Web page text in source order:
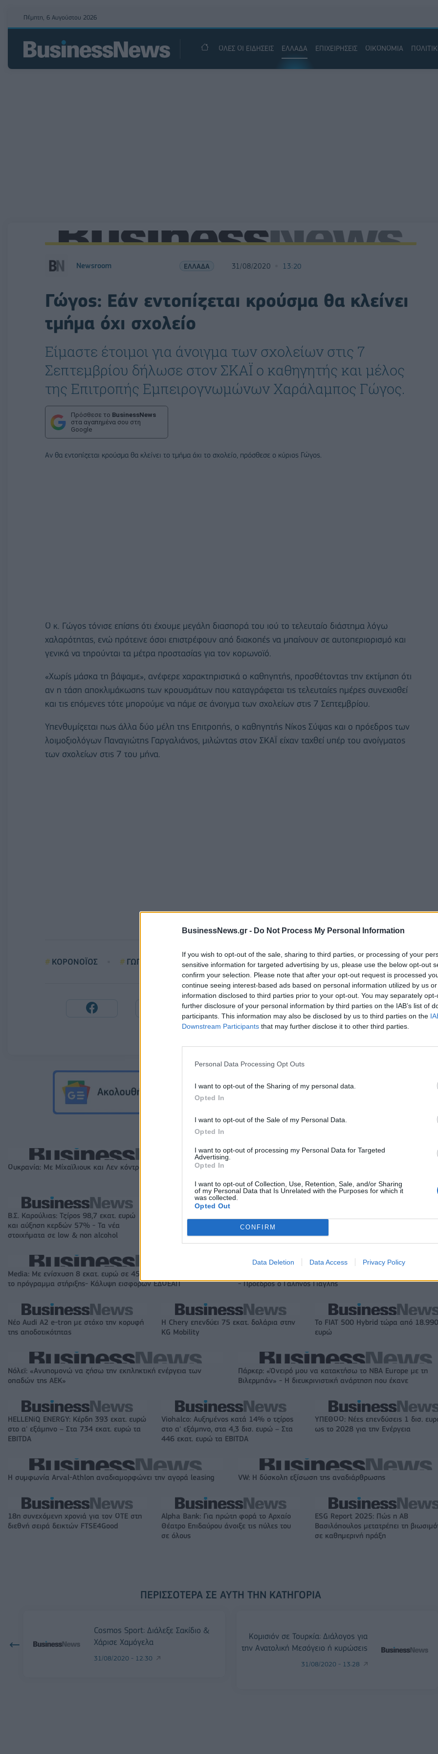
BusinessNews.gr - Do Not Process My Personal Information
If you wish to opt-out of the sale, sharing to third parties, or processing of your
sensitive information for targeted advertising by us, please use the below opt-out
confirm your selection. Please note that after your opt-out request is processed
continue seeing interest-based ads based on personal information utilized by us
information disclosed to third parties prior to your opt-out. You may separately
further disclosure of your personal information by third parties on the IAB’s list of
participants. This information may also be disclosed by us to third parties on the
Downstream Participants that may further disclose it to other third parties.
Personal Data Processing Opt Outs
I want to opt-out of the Sharing of my personal data.
Opted In
I want to opt-out of the Sale of my Personal Data.
Opted In
I want to opt-out of processing my Personal Data for Targeted
Advertising.
Opted In
I want to opt-out of Collection, Use, Retention, Sale, and/or Sharing
of my Personal Data that Is Unrelated with the Purposes for which it
was collected.
Opted Out
CONFIRM
Data Deletion Data Access Privacy Policy
Πέμπτη, 6 Αυγούστου 2026
ΟΛΕΣ ΟΙ ΕΙΔΗΣΕΙΣ ΕΛΛΑΔΑ ΕΠΙΧΕΙΡΗΣΕΙΣ ΟΙΚΟΝΟΜΙΑ
Newsroom ΕΛΛΑΔΑ 31/08/2020 13:20
Γώγος: Εάν εντοπίζεται κρούσμα θα κλείνει
τμήμα όχι σχολείο
Είμαστε έτοιμοι για άνοιγμα των σχολείων στις 7
Σεπτεμβρίου δήλωσε στον ΣΚΑΪ ο καθηγητής και μέλος
της Επιτροπής Εμπειρογνωμώνων Χαράλαμπος Γώγος.
Πρόσθεσε το BusinessNews
στα αγαπημένα σου στη
Google
Αν θα εντοπίζεται κρούσμα θα κλείνει το τμήμα όχι το σχολείο, πρόσθεσε ο κύριος Γώγος.
Ο κ. Γώγος τόνισε επίσης ότι έχουμε μεγάλη διασπορά του ιού το τελευταίο διάστημα λόγω
χαλαρότητας, ενώ πρότεινε όσοι επιστρέφουν από διακοπές να μπαίνουν σε αυτοπεριορισμό και
γενικά να τηρούνται τα μέτρα προστασίας για τον κορωνοϊό.
«Χωρίς μάσκα τη βάψαμε», ανέφερε χαρακτηριστικά ο καθηγητής, προσθέτοντας την εκτίμηση ότι
αν η τάση αποκλιμάκωσης των κρουσμάτων που καταγράφεται τις τελευταίες ημέρες συνεχισθεί
και τις επόμενες τότε μπορούμε να πάμε σε άνοιγμα των σχολείων στις 7 Σεπτεμβρίου.
Υπενθυμίζεται πως άλλα δύο μέλη της Επιτροπής, ο καθηγητής Νίκος Σύψας και ο πρόεδρος των
λοιμοξιολόγων Παναγιώτης Γαργαλιάνος, μιλώντας στον ΣΚΑΪ είχαν ταχθεί υπέρ του ανοίγματος
των σχολείων στις 7 του μήνα.
ΚΟΡΟΝΟΪΟΣ ΓΩΓΟΣ
Ουκρανία: Με Μίχαϊλιουκ και Λεν κόντρα στην Ελλάδα
Β.Σ. Καρούλιας: Τζίρος 98,7 εκατ. ευρώ
και αύξηση κερδών 57% - Τα νέα
στοιχήματα σε low & non alcohol
στα 550 εκατ. ευρώ – Καθαρά κέρδη 313
εκατ. ευρώ
πρόγραμμα ενίσχυσης του Τύπου
Media: Με ενίσχυση 8 εκατ. ευρώ σε 451 επιχειρήσεις ξεκίνησε
το πρόγραμμα στήριξης- Κάλυψη εισφορών ΕΔΟΕΑΠ
- Πρόεδρος ο Γαληνός Γιαγλής
Νέο Audi A2 e-tron με στόχο την κορυφή
της αποδοτικότητας
Η Chery επενδύει 75 εκατ. δολάρια στην
KG Mobility
Το FIAT 500 Hybrid τώρα από 18.990
ευρώ
Νόλεϊ: «Ανυπομονώ να ζήσω την εκπληκτική ενέργεια των
οπαδών της ΑΕΚ»
Πάρκερ: «Όνειρό μου να κατακτήσω το ΝΒΑ Europe με τη
Βιλερμπάν» - Η διευκρινιστική ανάρτηση που έκανε
HELLENiQ ENERGY: Κέρδη 393 εκατ. ευρώ
στο α' εξάμηνο – Στα 734 εκατ. ευρώ τα
EBITDA
Viohalco: Αυξημένος κατά 14% ο τζίρος
στο α' εξάμηνο, στα 4,3 δισ. ευρώ – Στα
446 εκατ. ευρώ τα EBITDA
ΥΠΕΘΟΟ: Νέες επενδύσεις 1 δισ.
ως το 2028 για την Ενέργεια
Η συμφωνία Arval-Athlon αναδιαμορφώνει την αγορά leasing VW: Η δύσκολη εξίσωση της αναδιάρθρωσης
18η συνεχόμενη χρονιά για τον ΟΤΕ στη
διεθνή σειρά δεικτών FTSE4Good
Alpha Bank: Για πρώτη φορά το Αρχαίο
Θέατρο Επιδαύρου άνοιξε τις πύλες του
σε όλους
ESG Report 2025: Πώς η ΑΒ
Βασιλόπουλος μετατρέπει τη
σε καθημερινή πράξη
ΠΕΡΙΣΣΌΤΕΡΑ ΣΕ ΑΥΤΉ ΤΗΝ ΚΑΤΗΓΟΡΊΑ
Cosmos Sport: Διάλεξε Σακίδιο &
Χάρισε Χαμόγελα
31/08/2020 - 12:30
Κομισιόν σε Τουρκία: Διάλογος για
την Ανατολική Μεσόγειο ή κυρώσεις
31/08/2020 - 13:28